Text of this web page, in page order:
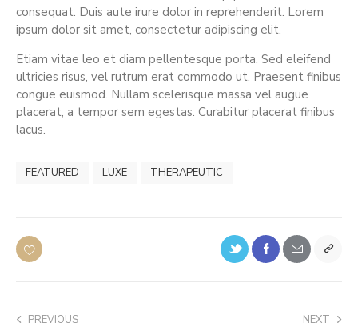
consequat. Duis aute irure dolor in reprehenderit. Lorem
ipsum dolor sit amet, consectetur adipiscing elit.
Etiam vitae leo et diam pellentesque porta. Sed eleifend
ultricies risus, vel rutrum erat commodo ut. Praesent finibus
congue euismod. Nullam scelerisque massa vel augue
placerat, a tempor sem egestas. Curabitur placerat finibus
lacus.
FEATURED LUXE THERAPEUTIC
PREVIOUS NEXT